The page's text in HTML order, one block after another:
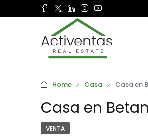
Home Casa Casa en
Casa en
VENTA